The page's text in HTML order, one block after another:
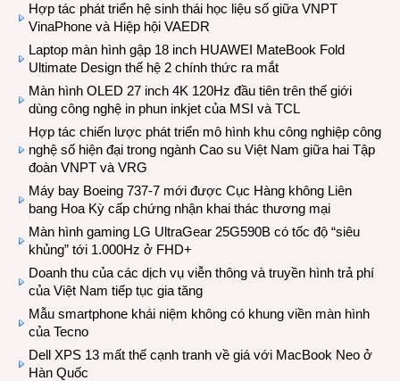
Hợp tác phát triển hệ sinh thái học liệu số giữa VNPT
VinaPhone và Hiệp hội VAEDR
Laptop màn hình gập 18 inch HUAWEI MateBook Fold
Ultimate Design thế hệ 2 chính thức ra mắt
Màn hình OLED 27 inch 4K 120Hz đầu tiên trên thế giới
dùng công nghệ in phun inkjet của MSI và TCL
Hợp tác chiến lược phát triển mô hình khu công nghiệp công
nghệ số hiện đại trong ngành Cao su Việt Nam giữa hai Tập
đoàn VNPT và VRG
Máy bay Boeing 737-7 mới được Cục Hàng không Liên
bang Hoa Kỳ cấp chứng nhận khai thác thương mại
Màn hình gaming LG UltraGear 25G590B có tốc độ “siêu
khủng” tới 1.000Hz ở FHD+
Doanh thu của các dịch vụ viễn thông và truyền hình trả phí
của Việt Nam tiếp tục gia tăng
Mẫu smartphone khái niệm không có khung viền màn hình
của Tecno
Dell XPS 13 mất thế cạnh tranh về giá với MacBook Neo ở
Hàn Quốc